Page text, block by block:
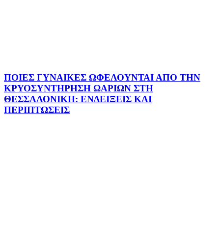
ΠΟΙΕΣ ΓΥΝΑΙΚΕΣ ΩΦΕΛΟΥΝΤΑΙ ΑΠΟ ΤΗΝ
ΚΡΥΟΣΥΝΤΗΡΗΣΗ ΩΑΡΙΩΝ ΣΤΗ
ΘΕΣΣΑΛΟΝΙΚΗ: ΕΝΔΕΙΞΕΙΣ ΚΑΙ
ΠΕΡΙΠΤΩΣΕΙΣ